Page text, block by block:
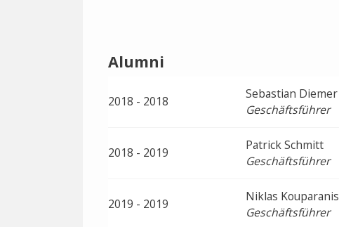
Alumni
2018 - 2018
Sebastian Diemer
Geschäftsführer
2018 - 2019
Patrick Schmitt
Geschäftsführer
2019 - 2019
Niklas Kouparanis
Geschäftsführer